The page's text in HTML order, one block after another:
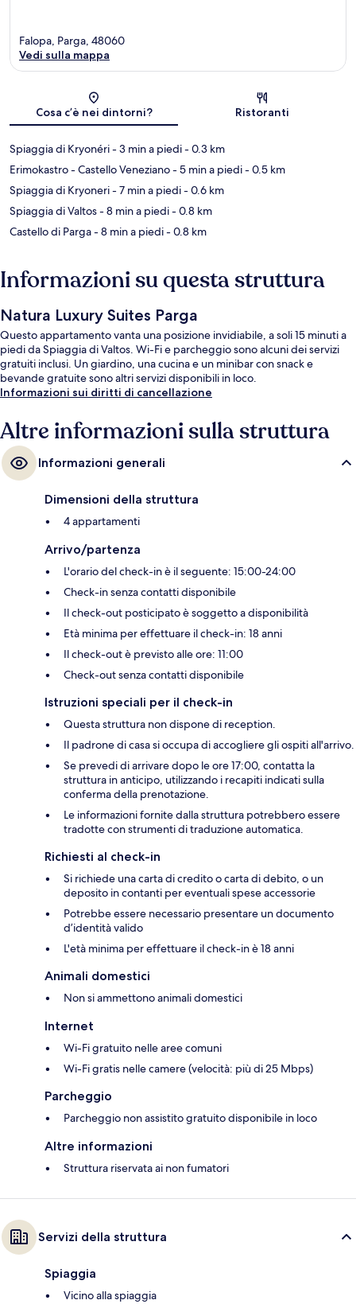
Falopa, Parga, 48060
Vedi sulla mappa
Cosa c’è nei dintorni? Ristoranti
Spiaggia di Kryonéri- 3 min a piedi- 0.3 km
Erimokastro - Castello Veneziano- 5 min a piedi- 0.5 km
Spiaggia di Kryoneri- 7 min a piedi- 0.6 km
Spiaggia di Valtos- 8 min a piedi- 0.8 km
Castello di Parga- 8 min a piedi- 0.8 km
Informazioni su questa struttura
Natura Luxury Suites Parga
Questo appartamento vanta una posizione invidiabile, a soli 15 minuti a
piedi da Spiaggia di Valtos. Wi-Fi e parcheggio sono alcuni dei servizi
gratuiti inclusi. Un giardino, una cucina e un minibar con snack e
bevande gratuite sono altri servizi disponibili in loco.
Informazioni sui diritti di cancellazione
Altre informazioni sulla struttura
Informazioni generali
Dimensioni della struttura
4 appartamenti
Arrivo/partenza
L'orario del check-in è il seguente: 15:00-24:00
Check-in senza contatti disponibile
Il check-out posticipato è soggetto a disponibilità
Età minima per effettuare il check-in: 18 anni
Il check-out è previsto alle ore: 11:00
Check-out senza contatti disponibile
Istruzioni speciali per il check-in
Questa struttura non dispone di reception.
Il padrone di casa si occupa di accogliere gli ospiti all'arrivo.
Se prevedi di arrivare dopo le ore 17:00, contatta la
struttura in anticipo, utilizzando i recapiti indicati sulla
conferma della prenotazione.
Le informazioni fornite dalla struttura potrebbero essere
tradotte con strumenti di traduzione automatica.
Richiesti al check-in
Si richiede una carta di credito o carta di debito, o un
deposito in contanti per eventuali spese accessorie
Potrebbe essere necessario presentare un documento
d’identità valido
L'età minima per effettuare il check-in è 18 anni
Animali domestici
Non si ammettono animali domestici
Internet
Wi-Fi gratuito nelle aree comuni
Wi-Fi gratis nelle camere (velocità: più di 25 Mbps)
Parcheggio
Parcheggio non assistito gratuito disponibile in loco
Altre informazioni
Struttura riservata ai non fumatori
Servizi della struttura
Spiaggia
Vicino alla spiaggia